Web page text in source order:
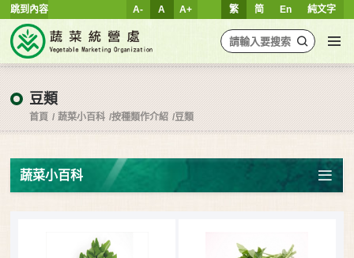
跳到內容 繁 简 En 純文字
A- A A+
豆類
首頁 蔬菜小百科 按種類作介紹 豆類
蔬菜小百科